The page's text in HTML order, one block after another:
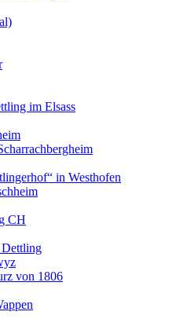
im Elsass
in Westhofen
CH
Dettling
von 1806